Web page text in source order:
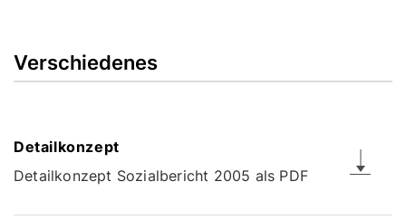
Verschiedenes
Detailkonzept
Detailkonzept Sozialbericht 2005 als PDF